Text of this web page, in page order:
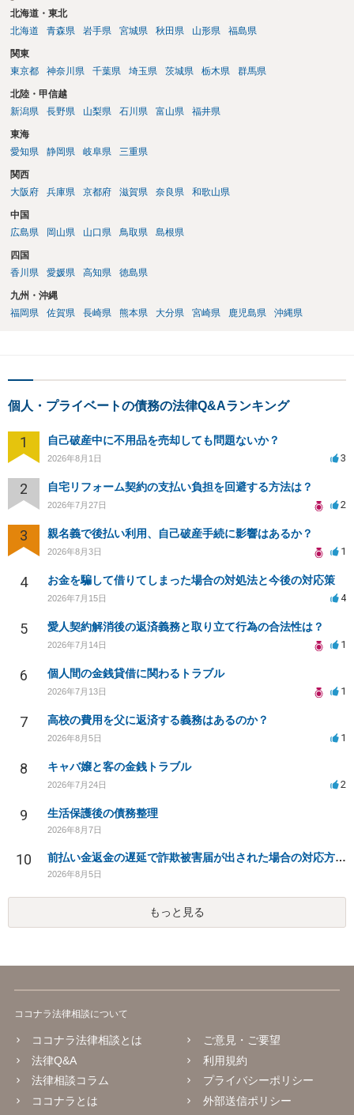
北海道・東北
北海道
青森県 岩手県 宮城県 秋田県 山形県 福島県
関東
東京都
神奈川県 千葉県 埼玉県 茨城県 栃木県 群馬県
北陸・甲信越
新潟県
長野県 山梨県 石川県 富山県 福井県
東海
愛知県
静岡県 岐阜県 三重県
関西
大阪府
兵庫県 京都府 滋賀県 奈良県 和歌山県
中国
広島県
岡山県 山口県 鳥取県 島根県
四国
香川県
愛媛県 高知県 徳島県
九州・沖縄
福岡県
佐賀県 長崎県 熊本県 大分県 宮崎県 鹿児島県 沖縄県
個人・プライベートの債務の法律Q&Aランキング
1 自己破産中に不用品を売却しても問題ないか？
2026年8月1日 3
2 自宅リフォーム契約の支払い負担を回避する方法は？
2026年7月27日 2
3 親名義で後払い利用、自己破産手続に影響はあるか？
2026年8月3日 1
4 お金を騙して借りてしまった場合の対処法と今後の対応策
2026年7月15日 4
5 愛人契約解消後の返済義務と取り立て行為の合法性は？
2026年7月14日 1
6 個人間の金銭貸借に関わるトラブル
2026年7月13日 1
7 高校の費用を父に返済する義務はあるのか？
2026年8月5日 1
8 キャバ嬢と客の金銭トラブル
2026年7月24日 2
9 生活保護後の債務整理
2026年8月7日
10 前払い金返金の遅延で詐欺被害届が出された場合の対応方法は？
2026年8月5日
もっと見る
ココナラ法律相談について
ココナラ法律相談とは
法律Q&A
法律相談コラム
ココナラとは
ご意見・ご要望
利用規約
プライバシーポリシー
外部送信ポリシー